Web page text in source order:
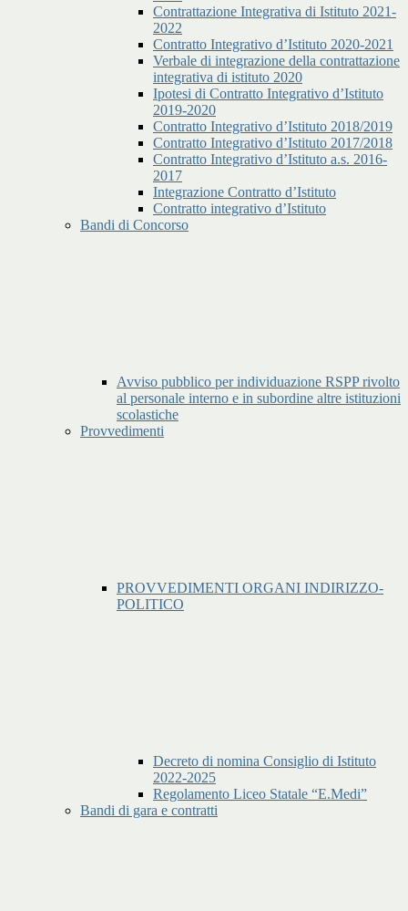
Contrattazione Integrativa di Istituto 2021-
2022
Contratto Integrativo d’Istituto 2020-2021
Verbale di integrazione della contrattazione
integrativa di istituto 2020
Ipotesi di Contratto Integrativo d’Istituto
2019-2020
Contratto Integrativo d’Istituto 2018/2019
Contratto Integrativo d’Istituto 2017/2018
Contratto Integrativo d’Istituto a.s. 2016-
2017
Integrazione Contratto d’Istituto
Contratto integrativo d’Istituto
Bandi di Concorso
Avviso pubblico per individuazione RSPP rivolto
al personale interno e in subordine altre istituzioni
scolastiche
Provvedimenti
PROVVEDIMENTI ORGANI INDIRIZZO-
POLITICO
Decreto di nomina Consiglio di Istituto
2022-2025
Regolamento Liceo Statale “E.Medi”
Bandi di gara e contratti